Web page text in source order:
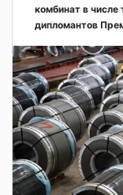
комбинат в числе
дипломантов